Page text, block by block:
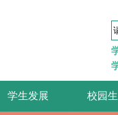
学生发展 校园